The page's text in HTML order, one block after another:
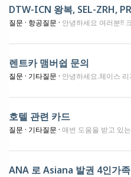
질문 · 항공질문 · 안녕하세요 여러분!! 크레오메입니다. 2-3일 전에 우연히 이 블로그를 발견 이후 발권 정석과 따라하는 걸 차근차근 업무시간 몰래(-_-) 읽고 있는데, 웬지 이 게시판에는 발권 관련 이야기만 딱 올려야 할 것만 같아 신변 잡기가 원래 메인인 저에게는 약간(?) 부담이 되는 분위기긴 하네요. 글을 어떻게 시작해야 할 지 모르겠어요. 생각을 해보니까 이 게시판엔 많은 발권 꿀팁이 많이 올라온 걸로 봐서는 제가 참석할 수 있는 주제를 찾게 되었네요. 이번에 갑작스레 11월 초에 한국을 가야만 하게 되었어요(동생이 결혼합니다;;;). 11/9 토요일 오전 이벤트인데 이미 다른 여행을 계획하고 발권까지 대략 다 마쳐버려서, 연차를 이틀만 쓸 수 있는 상황이에요. 요 며칠 DTW-ICN 프셀 딜로 25k가 있었기 때문에 델타에서 프셀을 노려보려고 하는데, 이콘이 35k라 프셀이 잘 안나오더라고요. 일단 제가 있는 총알은: AS 170k, DL 396k, UR 130k, KAL 115k, AA 96k, OZ 13k, MR 330k, DL GC $2k(1k on the way) 네요. 총 2명에, 원하는 날짜는 한국 11/9일 오전 도착(이왕이면 11/7 저녁 출발 선호ㅠㅠ) 11/12 새
렌트카 맴버쉽 문의
질문 · 기타질문 · 안녕하세요.체이스 리저브 카드가 있어서 내셔널 렌트카 맴버쉽에 가입했는데요. 이왕 하는거 허츠랑, avis랑 가입을 했는데 가입 할 때마다 카드 정보를 넣으라고 하더라구요. 바보같은 질
호텔 관련 카드
질문 · 기타질문 · 매번 도움을 받고 있는 1인입니다. 제가 몇 가지 궁금한 것이 있어 지도를 받고자 이렇게 글을 남깁니다. 우선 호텔 매칭에 관련하여 궁금합니다. 현재 SPG 를 가지고 있으나 사용을 많이 하지 않아 실버 앨리트 입니다. 이에 어느 글을 보니 힐튼 카드를 만들면 골드
ANA 로 Asiana 발권 4인가